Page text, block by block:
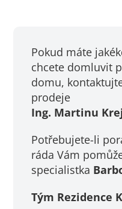
Pokud máte
chcete domluvit
domu,
prodeje
Ing. Martinu
Potřebujete-li
ráda Vám
specialistka
Tým Rezidence